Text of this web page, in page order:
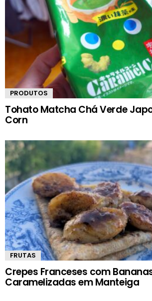
PRODUTOS
Tohato Matcha Chá Verde
Corn
FRUTAS
Crepes Franceses com
Caramelizadas em Manteiga